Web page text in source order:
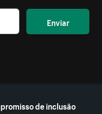
Enviar
de inclusão